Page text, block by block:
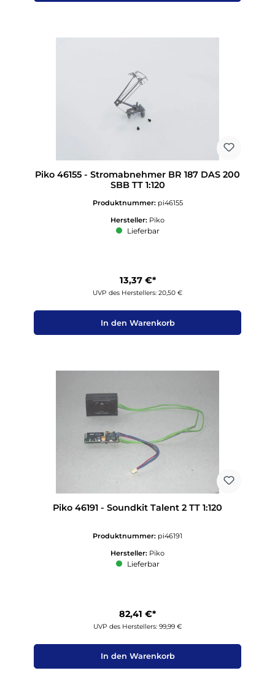
Piko 46155 - Stromabnehmer BR 187 DAS 200
SBB TT 1:120
Produktnummer: pi46155
Hersteller: Piko
Lieferbar
13,37 €*
UVP des Herstellers: 20,50 €
In den Warenkorb
Piko 46191 - Soundkit Talent 2 TT 1:120
Produktnummer: pi46191
Hersteller: Piko
Lieferbar
82,41 €*
UVP des Herstellers: 99,99 €
In den Warenkorb